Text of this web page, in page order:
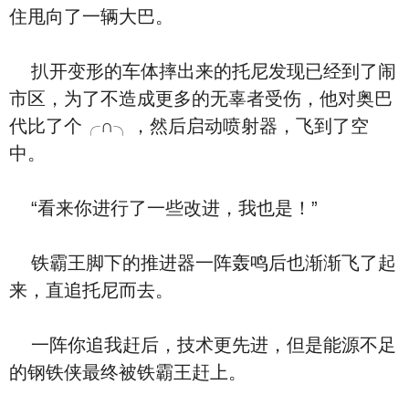
住甩向了一辆大巴。
扒开变形的车体摔出来的托尼发现已经到了闹
市区，为了不造成更多的无辜者受伤，他对奥巴
代比了个╭∩╮，然后启动喷射器，飞到了空
中。
“看来你进行了一些改进，我也是！”
铁霸王脚下的推进器一阵轰鸣后也渐渐飞了起
来，直追托尼而去。
一阵你追我赶后，技术更先进，但是能源不足
的钢铁侠最终被铁霸王赶上。